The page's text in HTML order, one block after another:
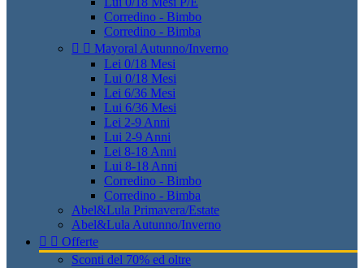
Corredino - Bimbo
Corredino - Bimba
  Mayoral Autunno/Inverno
Lei 0/18 Mesi
Lui 0/18 Mesi
Lei 6/36 Mesi
Lui 6/36 Mesi
Lei 2-9 Anni
Lui 2-9 Anni
Lei 8-18 Anni
Lui 8-18 Anni
Corredino - Bimbo
Corredino - Bimba
Abel&Lula Primavera/Estate
Abel&Lula Autunno/Inverno
  Offerte
Sconti del 70% ed oltre